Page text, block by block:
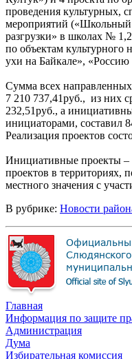
проведения культурных,
мероприятий («Школьный
разгрузки» в школах №
по объектам культурного
ухи на Байкале»,
Сумма всех
7 210 737,41руб., из них
232,51руб., а
инициаторами, составил
Реализация проектов
Инициативные проекты –
проектов в территориях,
местного значения с
В рубрике: Новости
Главная
Информация по защите
Администрация
Дума
Избирательная комиссия